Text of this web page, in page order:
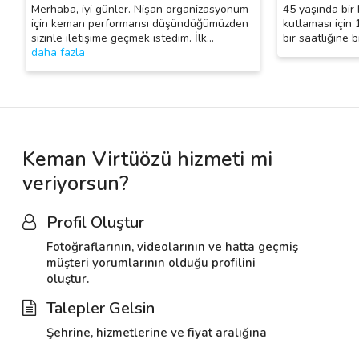
Merhaba, iyi günler. Nişan organizasyonum
için keman performansı düşündüğümüzden
sizinle iletişime geçmek istedim. İlk…
daha fazla
45 yaşında
kutlaması için
bir saatliğine
Keman Virtüözü hizmeti mi
veriyorsun?
Profil Oluştur
Fotoğraflarının, videolarının ve hatta geçmiş
müşteri yorumlarının olduğu profilini
oluştur.
Talepler Gelsin
Şehrine, hizmetlerine ve fiyat aralığına